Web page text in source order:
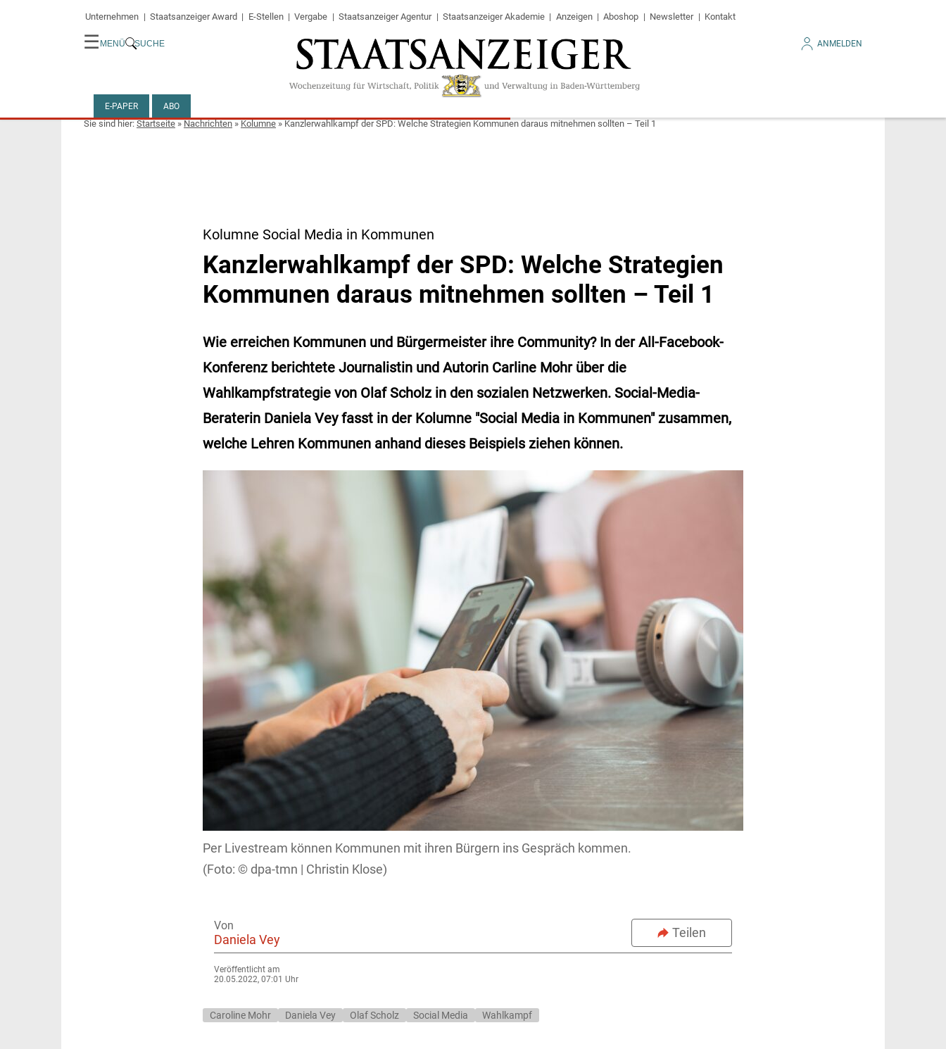
Unternehmen Staatsanzeiger Award E-Stellen Vergabe Staatsanzeiger Agentur Staatsanzeiger Akademie Anzeigen Aboshop Newsletter Kontakt
☰ MENÜ SUCHE ANMELDEN
E-PAPER ABO
Startseite»Nachrichten»Kolumne»Kanzlerwahlkampf der SPD: Welche Strategien Kommunen daraus mitnehmen sollten – Teil 1
Kolumne Social Media in Kommunen
Kanzlerwahlkampf der SPD: Welche Strategien
Kommunen daraus mitnehmen sollten – Teil 1
Wie erreichen Kommunen und Bürgermeister ihre Community? In der All-Facebook-
Konferenz berichtete Journalistin und Autorin Carline Mohr über die
Wahlkampfstrategie von Olaf Scholz in den sozialen Netzwerken. Social-Media-
Beraterin Daniela Vey fasst in der Kolumne "Social Media in Kommunen" zusammen,
welche Lehren Kommunen anhand dieses Beispiels ziehen können.
Per Livestream können Kommunen mit ihren Bürgern ins Gespräch kommen.
dpa-tmn | Christin Klose)
Von
Daniela Vey Teilen
Veröffentlicht am
20.05.2022, 07:01 Uhr
Caroline Mohr Daniela Vey Olaf Scholz Social Media Wahlkampf